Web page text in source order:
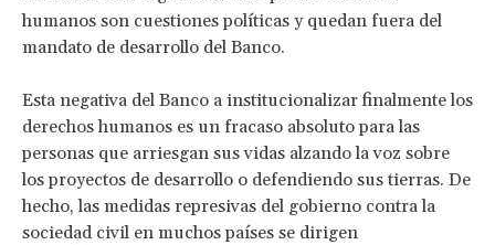
humanos son cuestiones políticas y quedan fuera del
mandato de desarrollo del Banco.
Esta negativa del Banco a institucionalizar finalmente los
derechos humanos es un fracaso absoluto para las
personas que arriesgan sus vidas alzando la voz sobre
los proyectos de desarrollo o defendiendo sus tierras. De
hecho, las medidas represivas del gobierno contra la
sociedad civil en muchos países se dirigen